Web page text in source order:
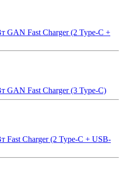
GAN Fast Charger (2 Type-C +
GAN Fast Charger (3 Type-C)
Fast Charger (2 Type-C + USB-